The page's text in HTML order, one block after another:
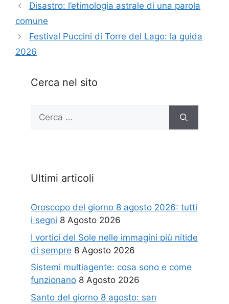
Disastro: l’etimologia astrale di una parola
comune
Festival Puccini di Torre del Lago: la guida
2026
Cerca nel sito
Ricerca
Ultimi articoli
Oroscopo del giorno 8 agosto 2026: tutti
i segni 8 Agosto 2026
I vortici del Sole nelle immagini più nitide
di sempre 8 Agosto 2026
Sistemi multiagente: cosa sono e come
funzionano 8 Agosto 2026
Santo del giorno 8 agosto: san